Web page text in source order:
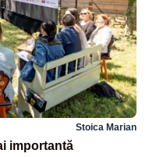
Stoica Marian
importantă